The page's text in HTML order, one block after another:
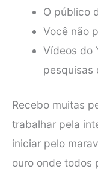
O público
Você não
Vídeos do
pesquisas
Recebo muitas
trabalhar pela
iniciar pelo
ouro onde todos